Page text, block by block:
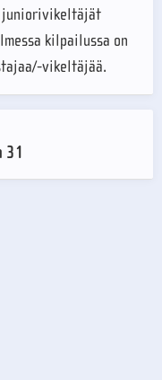
juniorivikeltäjät
kilpailussa on
vikeltäjää.
31